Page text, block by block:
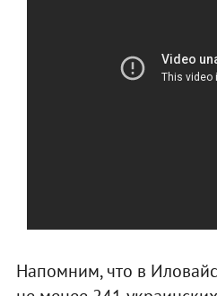
Напомним, что в